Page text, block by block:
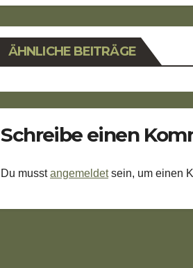
ÄHNLICHE BEITRÄGE
Schreibe einen
Du musstangemeldetsein, um einen